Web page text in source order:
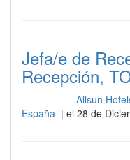
Jefa/e de
Recepción,
Allsun
España | el 28 de